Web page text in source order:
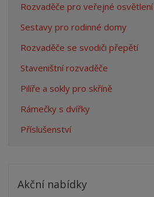
Rozvaděče pro veřejné osvětlení
Sestavy pro rodinné domy
Rozvaděče se svodiči přepětí
Staveništní rozvaděče
Pilíře a sokly pro skříně
Rámečky s dvířky
Příslušenství
Akční nabídky